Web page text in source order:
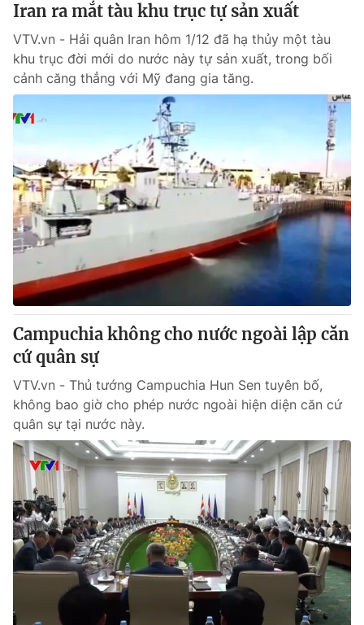
Iran ra mắt tàu khu trục tự sản xuất
VTV.vn - Hải quân Iran hôm 1/12 đã hạ thủy một tàu
khu trục đời mới do nước này tự sản xuất, trong bối
cảnh căng thẳng với Mỹ đang gia tăng.
Campuchia không cho nước ngoài lập căn
cứ quân sự
VTV.vn - Thủ tướng Campuchia Hun Sen tuyên bố,
không bao giờ cho phép nước ngoài hiện diện căn cứ
quân sự tại nước này.